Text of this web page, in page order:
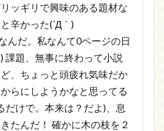
ッギリで興味のある題材な
辛かった(´Д｀)
んだ。私なんて0ページの日
課題、無事に終わって小説
、ちょっと頭疲れ気味だか
らにしようかなと思ってる
だけで。本来は？だよ)、息
たんだ！ 確かに木の枝を２